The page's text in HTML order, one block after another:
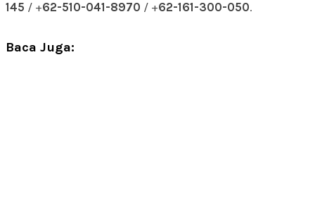
145 / +62-510-041-8970 / +62-161-300-050.
Baca Juga: